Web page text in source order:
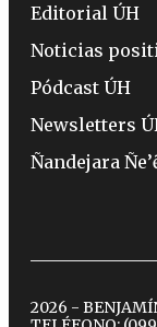
Editorial ÚH
Noticias
Pódcast ÚH
Newsletters
Ñandejara
2026 -